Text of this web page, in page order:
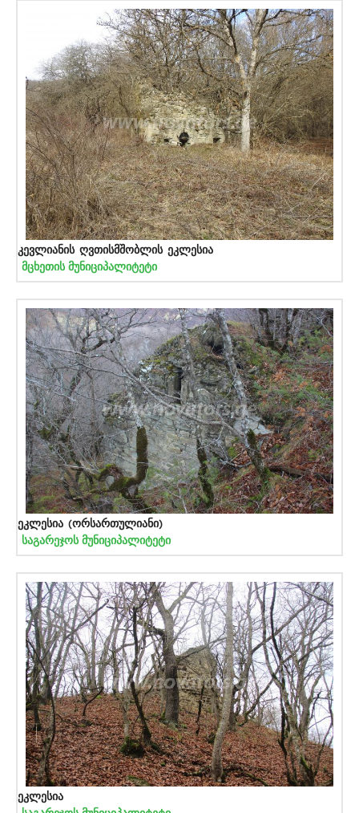
კევლიანის ღვთისმშობლის ეკლესია
მცხეთის მუნიციპალიტეტი
ეკლესია (ორსართულიანი)
საგარეჯოს მუნიციპალიტეტი
ეკლესია